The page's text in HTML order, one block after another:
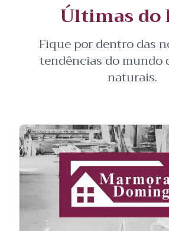
Últimas do
Fique por dentro das
tendências do mundo
naturais.